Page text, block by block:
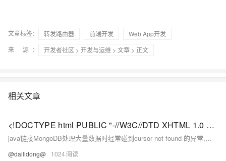
文章标签： 转发路由器 前端开发
Web App开发
来 源：
开发者社区 > 开发与运维 > 文章 > 正文
相关文章
<!DOCTYPE html PUBLIC "-//W3C//DTD XHTML 1.0 Transitional//EN" "http://www.w3.org/TR/xhtml1/DTD/xhtml1-strict.dtd"> <html><head><meta http-equiv="Cont
java链接MongoDB处理大量数据时经常碰到cursor not found 的异常,其实是超时所致 Exception in thread "main" com.
@dailidong@ 1024